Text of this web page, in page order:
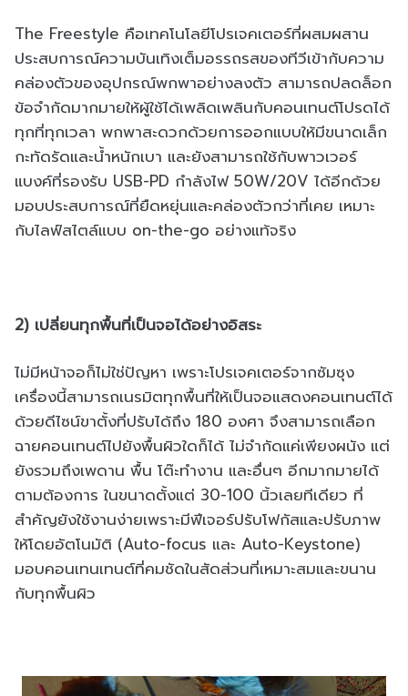
The Freestyle คือเทคโนโลยีโปรเจคเตอร์ที่ผสมผสาน
ประสบการณ์ความบันเทิงเต็มอรรถรสของทีวีเข้ากับความ
คล่องตัวของอุปกรณ์พกพาอย่างลงตัว สามารถปลดล็อก
ข้อจำกัดมากมายให้ผู้ใช้ได้เพลิดเพลินกับคอนเทนต์โปรดได้
ทุกที่ทุกเวลา พกพาสะดวกด้วยการออกแบบให้มีขนาดเล็ก
กะทัดรัดและน้ำหนักเบา และยังสามารถใช้กับพาวเวอร์
แบงค์ที่รองรับ USB-PD กำลังไฟ 50W/20V ได้อีกด้วย
มอบประสบการณ์ที่ยืดหยุ่นและคล่องตัวกว่าที่เคย เหมาะ
กับไลฟ์สไตล์แบบ on-the-go อย่างแท้จริง
2) เปลี่ยนทุกพื้นที่เป็นจอได้อย่างอิสระ
ไม่มีหน้าจอก็ไม่ใช่ปัญหา เพราะโปรเจคเตอร์จากซัมซุง
เครื่องนี้สามารถเนรมิตทุกพื้นที่ให้เป็นจอแสดงคอนเทนต์ได้
ด้วยดีไซน์ขาตั้งที่ปรับได้ถึง 180 องศา จึงสามารถเลือก
ฉายคอนเทนต์ไปยังพื้นผิวใดก็ได้ ไม่จำกัดแค่เพียงผนัง แต่
ยังรวมถึงเพดาน พื้น โต๊ะทำงาน และอื่นๆ อีกมากมายได้
ตามต้องการ ในขนาดตั้งแต่ 30-100 นิ้วเลยทีเดียว ที่
สำคัญยังใช้งานง่ายเพราะมีฟีเจอร์ปรับโฟกัสและปรับภาพ
ให้โดยอัตโนมัติ (Auto-focus และ Auto-Keystone)
มอบคอนเทนเทนต์ที่คมชัดในสัดส่วนที่เหมาะสมและขนาน
กับทุกพื้นผิว